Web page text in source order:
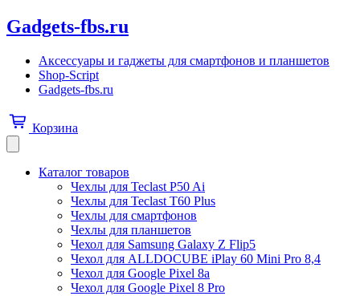
Gadgets-fbs.ru
Аксессуары и гаджеты для смартфонов и планшетов
Shop-Script
Gadgets-fbs.ru
Корзина
Каталог товаров
Чехлы для Teclast P50 Ai
Чехлы для Teclast T60 Plus
Чехлы для смартфонов
Чехлы для планшетов
Чехол для Samsung Galaxy Z Flip5
Чехол для ALLDOCUBE iPlay 60 Mini Pro 8,4
Чехол для Google Pixel 8a
Чехол для Google Pixel 8 Pro